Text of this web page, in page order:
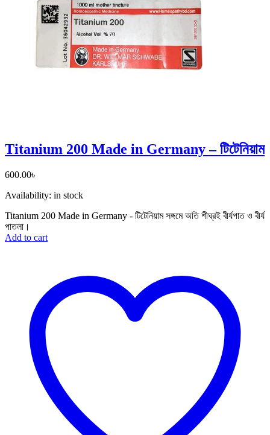
Titanium 200 Made in Germany – টিটেনিয়াম
600.00৳
Availability: in stock
Titanium 200 Made in Germany - টিটেনিয়াম সঙ্গমে অতি শীঘ্রই বীর্যপাত ও বীর্য
পাতলা।
Add to cart